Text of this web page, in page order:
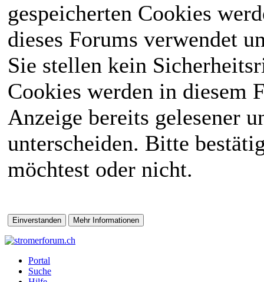
gespeicherten Cookies
dieses Forums verwendet
Sie stellen kein
Cookies werden in diesem
Anzeige bereits gelesener
unterscheiden. Bitte
möchtest oder nicht.
Portal
Suche